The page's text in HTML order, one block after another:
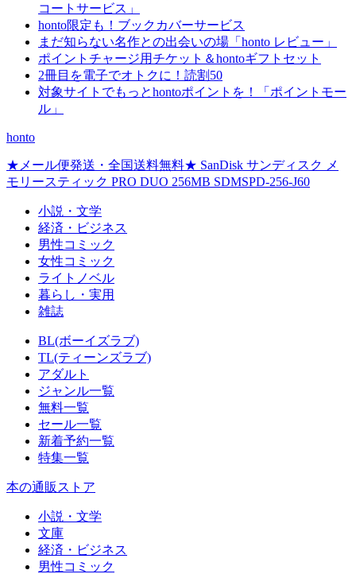
コートサービス」
honto限定も！ブックカバーサービス
まだ知らない名作との出会いの場「honto レビュー」
ポイントチャージ用チケット＆hontoギフトセット
2冊目を電子でオトクに！読割50
対象サイトでもっとhontoポイントを！「ポイントモー
ル」
honto
★メール便発送・全国送料無料★ SanDisk サンディスク メ
モリースティック PRO DUO 256MB SDMSPD-256-J60
小説・文学
経済・ビジネス
男性コミック
女性コミック
ライトノベル
暮らし・実用
雑誌
BL(ボーイズラブ)
TL(ティーンズラブ)
アダルト
ジャンル一覧
無料一覧
セール一覧
新着予約一覧
特集一覧
本の通販ストア
小説・文学
文庫
経済・ビジネス
男性コミック